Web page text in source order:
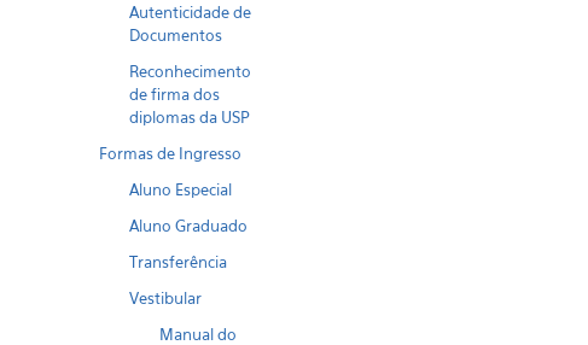
Autenticidade de
Documentos
Reconhecimento
de firma dos
diplomas da USP
Formas de Ingresso
Aluno Especial
Aluno Graduado
Transferência
Vestibular
Manual do